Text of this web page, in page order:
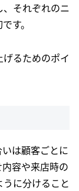
それぞれのニ
す。
るためのポイ
は顧客ごとに
容や来店時の
に分けること